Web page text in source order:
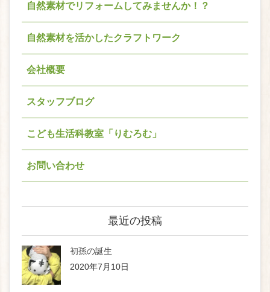
自然素材でリフォームしてみませんか！？
自然素材を活かしたクラフトワーク
会社概要
スタッフブログ
こども生活科教室「りむろむ」
お問い合わせ
最近の投稿
初孫の誕生
2020年7月10日